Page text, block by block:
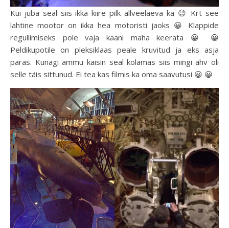
Kui juba seal siis ikka kiire pilk allveelaeva ka 😉 Krt see
lahtine mootor on ikka hea motoristi jaoks 😀 Klappide
regullimiseks pole vaja kaani maha keerata 😀 😀
Peldikupotile on pleksiklaas peale kruvitud ja eks asja
päras. Kunagi ammu käisin seal kolamas siis mingi ahv oli
selle täis sittunud. Ei tea kas filmis ka oma saavutusi 😀 😀